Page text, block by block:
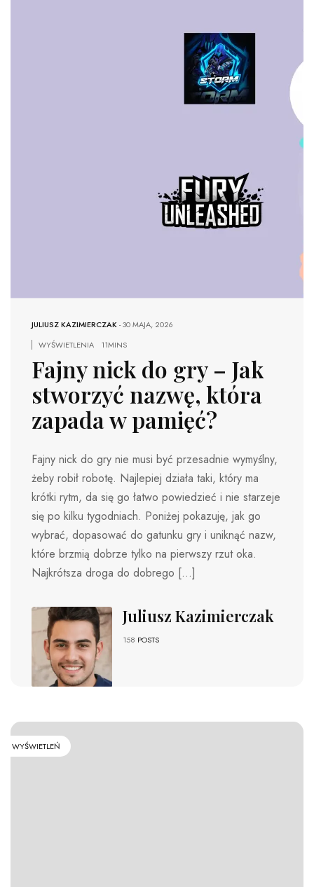
JULIUSZ KAZIMIERCZAK-30 MAJA, 2026
WYŚWIETLENIA
11MINS
Fajny nick do gry – Jak
stworzyć nazwę, która
zapada w pamięć?
Fajny nick do gry nie musi być przesadnie wymyślny,
żeby robił robotę. Najlepiej działa taki, który ma
krótki rytm, da się go łatwo powiedzieć i nie starzeje
się po kilku tygodniach. Poniżej pokazuję, jak go
wybrać, dopasować do gatunku gry i uniknąć nazw,
które brzmią dobrze tylko na pierwszy rzut oka.
Najkrótsza droga do dobrego […]
Juliusz Kazimierczak
158 POSTS
WYŚWIETLEŃ